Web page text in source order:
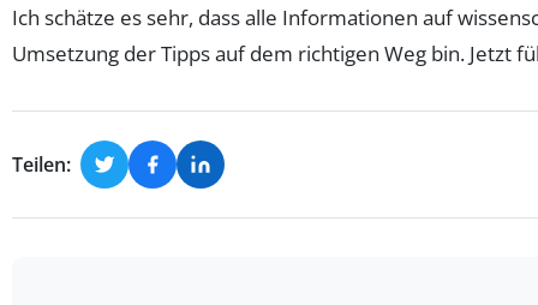
Ich schätze es sehr, dass alle Informationen auf
Umsetzung der Tipps auf dem richtigen Weg bin. Jetzt
Teilen: